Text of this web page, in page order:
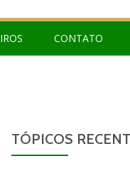
CONTATO
TÓPICOS